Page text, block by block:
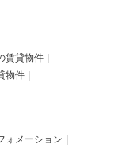
賃貸物件
物件
ォメーション